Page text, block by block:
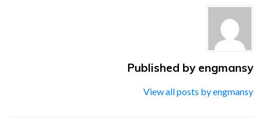
Published by engmansy
View all posts by engmansy